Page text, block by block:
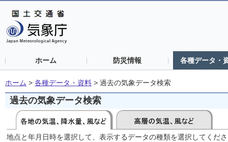
ホーム 防災情報 各種データ・
ホーム > 各種データ・資料 > 過去の気象データ検索
過去の気象データ検索
地点と年月日時を選択して、表示するデータの種類を選択してくだ